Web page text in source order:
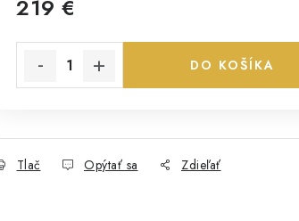
219 €
DO KOŠÍKA
Tlač Opýtať sa Zdieľať